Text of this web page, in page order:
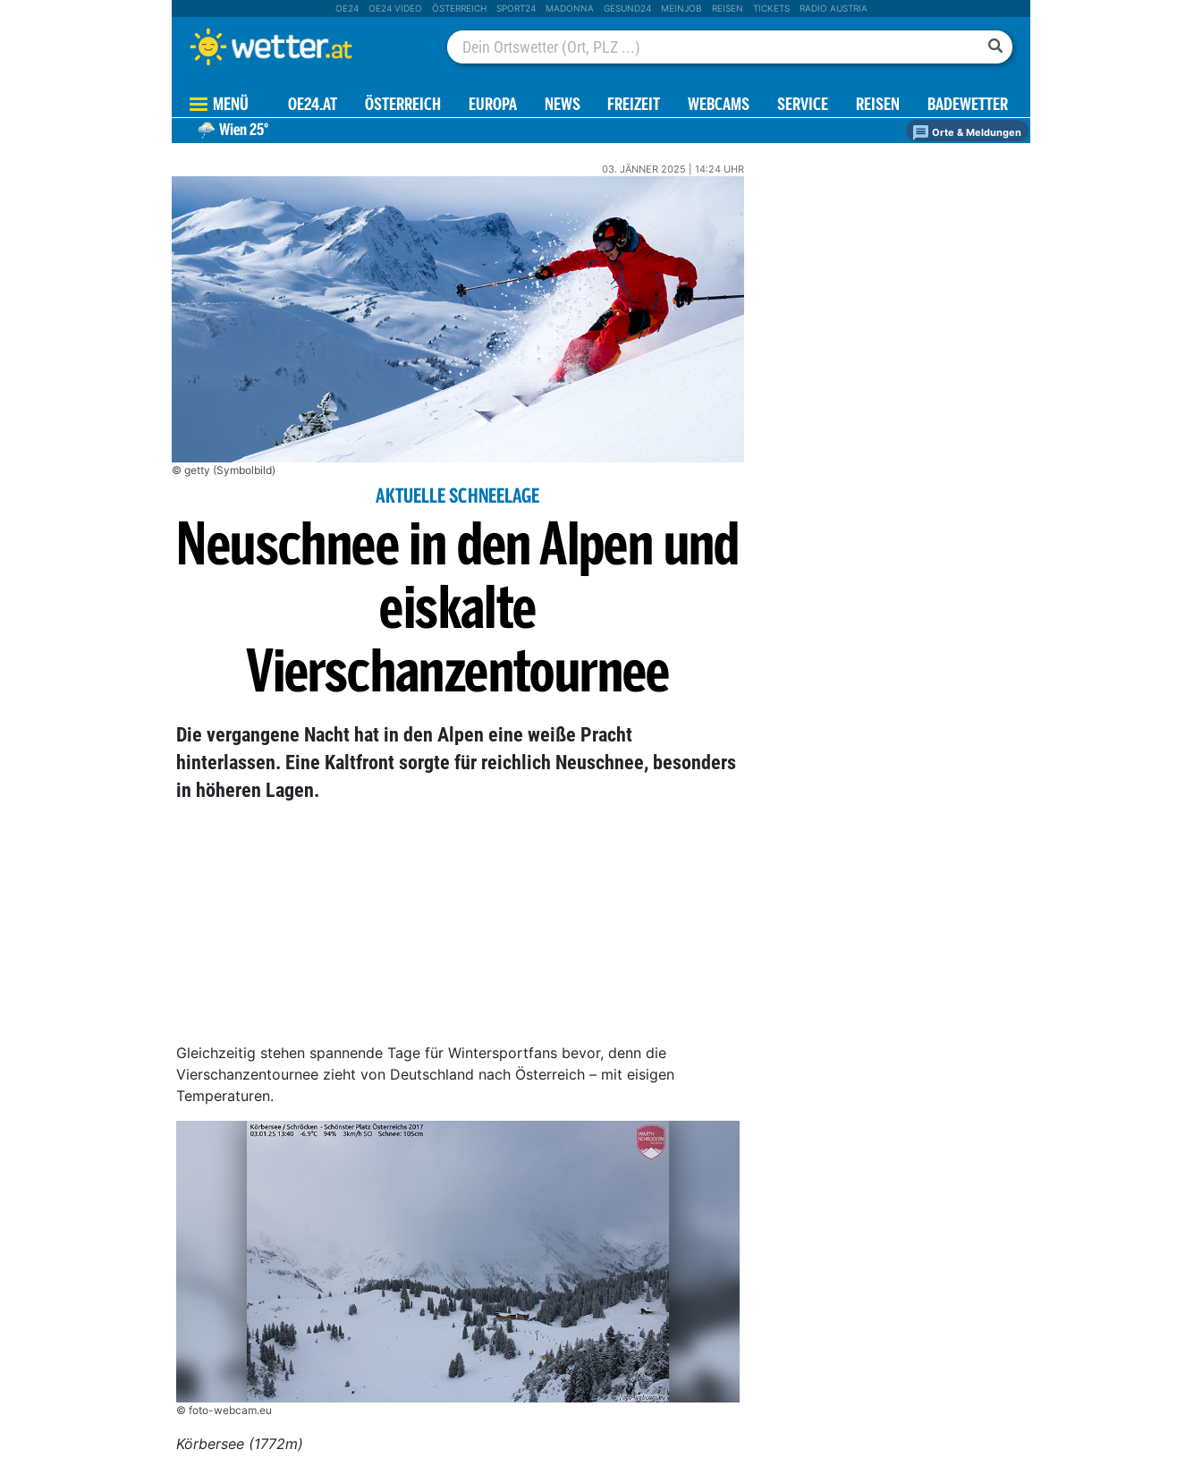
OE24 OE24 VIDEO ÖSTERREICH SPORT24 MADONNA GESUND24 MEINJOB REISEN TICKETS RADIO AUSTRIA
MENÜ OE24.AT ÖSTERREICH EUROPA NEWS FREIZEIT WEBCAMS SERVICE REISEN BADEWETTER
Wien25° Orte & Meldungen
03. JÄNNER 2025 | 14:24 UHR
© getty (Symbolbild)
AKTUELLE SCHNEELAGE
Neuschnee in den Alpen und
eiskalte
Vierschanzentournee
Die vergangene Nacht hat in den Alpen eine weiße Pracht
hinterlassen. Eine Kaltfront sorgte für reichlich Neuschnee, besonders
in höheren Lagen.
Gleichzeitig stehen spannende Tage für Wintersportfans bevor, denn die
Vierschanzentournee zieht von Deutschland nach Österreich – mit eisigen
Temperaturen.
© foto-webcam.eu
Körbersee (1772m)